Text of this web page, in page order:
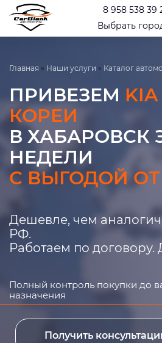
8 958 538 39
Выбрать
Главная » Наши услуги » Каталог
ПРИВЕЗЕМ
КОРЕИ
В ХАБАРОВСК
НЕДЕЛИ
С ВЫГОДОЙ ОТ
Дешевле, чем
РФ.
Работаем по
Полный контроль покупки до
назначения
Получить